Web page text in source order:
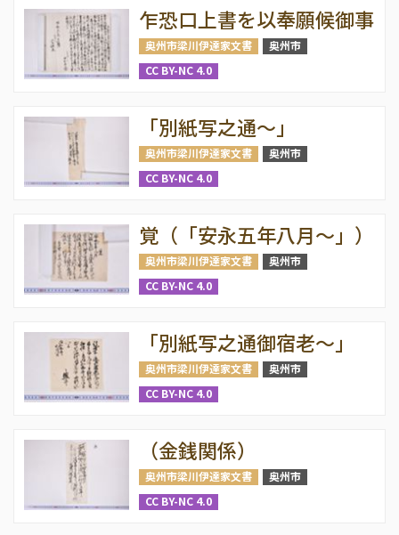
乍恐口上書を以奉願候御事
奥州市梁川伊達家文書
奥州市
CC BY-NC 4.0
「別紙写之通～」
奥州市梁川伊達家文書
奥州市
CC BY-NC 4.0
覚（「安永五年八月～」）
奥州市梁川伊達家文書
奥州市
CC BY-NC 4.0
「別紙写之通御宿老～」
奥州市梁川伊達家文書
奥州市
CC BY-NC 4.0
（金銭関係）
奥州市梁川伊達家文書
奥州市
CC BY-NC 4.0